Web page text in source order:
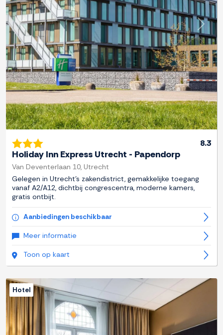
Previous Next
8.3
Holiday Inn Express Utrecht - Papendorp
Van Deventerlaan 10, Utrecht
Gelegen in Utrecht's zakendistrict, gemakkelijke toegang
vanaf A2/A12, dichtbij congrescentra, moderne kamers,
gratis ontbijt.
Aanbiedingen beschikbaar
Meer informatie
Toon op kaart
Hotel